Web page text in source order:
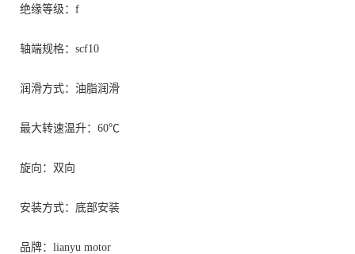
绝缘等级：f
轴端规格：scf10
润滑方式：油脂润滑
最大转速温升：60℃
旋向：双向
安装方式：底部安装
品牌：lianyu motor